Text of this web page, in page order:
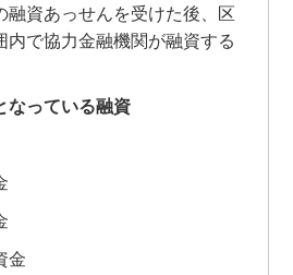
融資あっせんを受けた後、区
内で協力金融機関が融資する
なっている融資
金